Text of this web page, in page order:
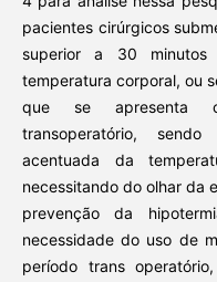
pacientes cirúrgicos
superior a 30
temperatura corporal, ou
que se apresenta
transoperatório,
acentuada da
necessitando do olhar da
prevenção da
necessidade do uso de
período trans